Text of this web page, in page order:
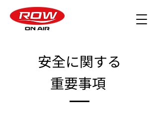
安全に関する
重要事項